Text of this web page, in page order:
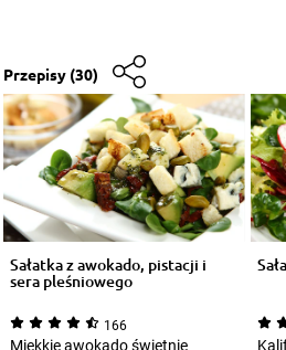
Przepisy (30)
Sałatka z awokado, pistacji i
sera pleśniowego
166
Miękkie awokado świetnie